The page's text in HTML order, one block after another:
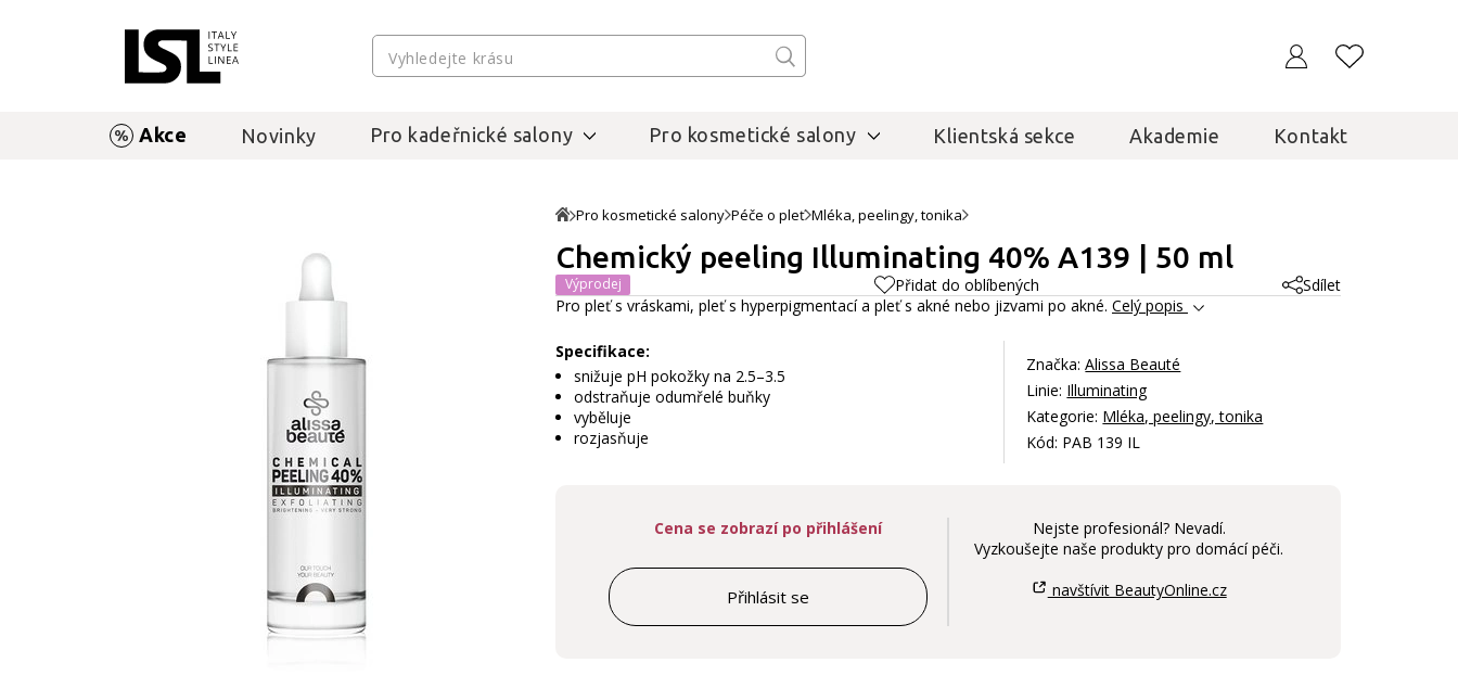
Akce Novinky Pro kadeřnické salony Pro kosmetické salony Klientská sekce Akademie Kontakt
Pro kosmetické salony Péče o pleť Mléka, peelingy, tonika
Chemický peeling Illuminating 40% A139 | 50 ml
Výprodej Přidat do oblíbených
Sdílet
Pro pleť s vráskami, pleť s hyperpigmentací a pleť s akné nebo jizvami po akné. Celý popis
Specifikace:
snižuje pH pokožky na 2.5–3.5
odstraňuje odumřelé buňky
vyběluje
rozjasňuje
Značka:Alissa Beauté
Linie: Illuminating
Kategorie: Mléka, peelingy, tonika
Kód: PAB 139 IL
Cena se zobrazí po přihlášení
Přihlásit se
Nejste profesionál? Nevadí.
Vyzkoušejte naše produkty pro domácí péči.
navštívit BeautyOnline.cz